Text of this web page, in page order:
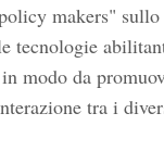
makers" sullo
tecnologie
modo da
tra i